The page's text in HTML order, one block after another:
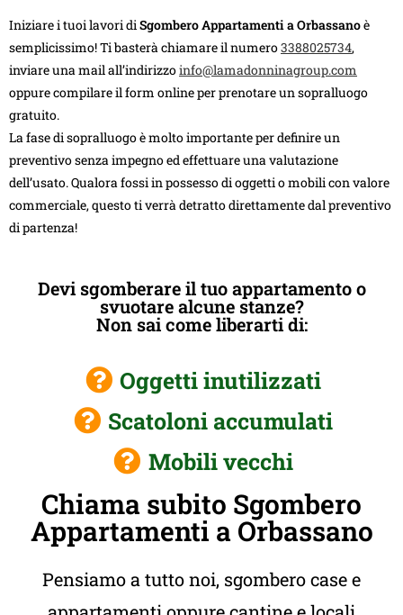
Iniziare i tuoi lavori di Sgombero Appartamenti a Orbassanoè
semplicissimo! Ti basterà chiamare il numero3388025734,
inviare una mail all’indirizzoinfo@lamadonninagroup.com
oppure compilare il form online per prenotare un sopralluogo
gratuito.
La fase di sopralluogo è molto importante per definire un
preventivo senza impegno ed effettuare una valutazione
dell’usato. Qualora fossi in possesso di oggetti o mobili con valore
commerciale, questo ti verrà detratto direttamente dal preventivo
di partenza!
Devi sgomberare il tuo appartamento o
svuotare alcune stanze?
Non sai come liberarti di:
Oggetti inutilizzati
Scatoloni accumulati
Mobili vecchi
Chiama subito Sgombero
Appartamenti a Orbassano
Pensiamo a tutto noi, sgombero case e